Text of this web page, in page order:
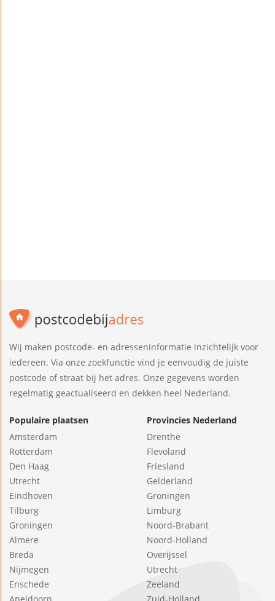
Wij maken postcode- en adresseninformatie inzichtelijk voor
iedereen. Via onze zoekfunctie vind je eenvoudig de juiste
postcode of straat bij het adres. Onze gegevens worden
regelmatig geactualiseerd en dekken heel Nederland.
Populaire plaatsen
Amsterdam
Rotterdam
Den Haag
Utrecht
Eindhoven
Tilburg
Groningen
Almere
Breda
Nijmegen
Enschede
Apeldoorn
Provincies Nederland
Drenthe
Flevoland
Friesland
Gelderland
Groningen
Limburg
Noord-Brabant
Noord-Holland
Overijssel
Utrecht
Zeeland
Zuid-Holland